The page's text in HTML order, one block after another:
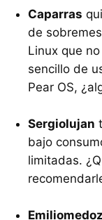
Caparras
de
Linux que
sencillo de
Pear OS,
Sergiolujan
bajo
limitadas.